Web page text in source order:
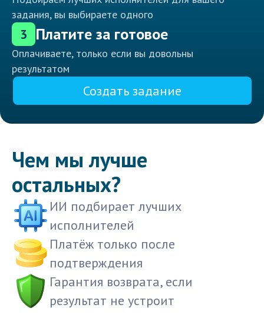
задания, вы выбираете одного
3 Платите за готовое
Оплачиваете, только если вы довольны
результатом
Создать задание
Чем мы лучше
остальных?
ИИ подбирает лучших
исполнителей
Платёж только после
подтверждения
Гарантия возврата, если
результат не устроит